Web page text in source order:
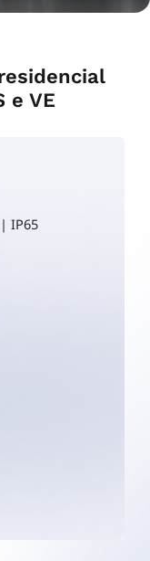
e VE
IP65